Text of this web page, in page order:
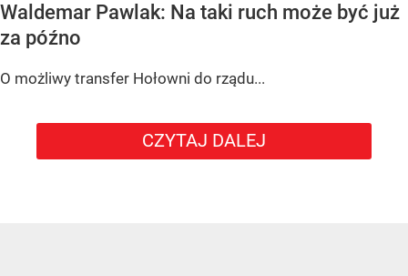
Waldemar Pawlak: Na taki ruch może być już
za późno
O możliwy transfer Hołowni do rządu...
CZYTAJ DALEJ